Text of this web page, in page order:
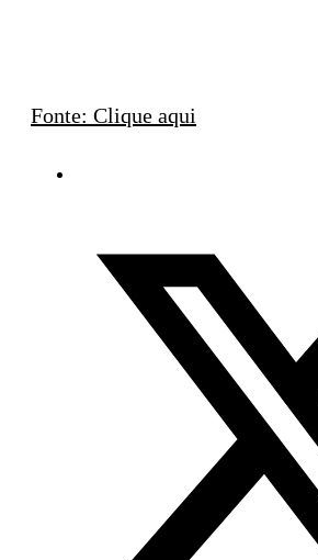
Fonte: Clique aqui